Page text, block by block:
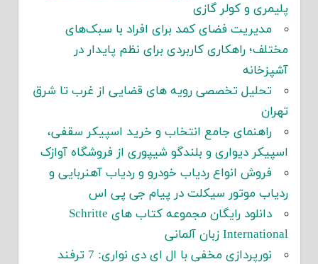
پلیمری و کولر گازی
مدیریت فضای کمد برای افراد با سبک‌های
مختلف؛ راهکاری کاربردی برای نظم پایدار در
آشپزخانه
تحلیل تخصصی رویه های قضایی از غرب تا شرق
تهران
راهنمای جامع انتخاب و خرید اسپیکر سقفی،
اسپیکر دیواری و بلندگو شیپوری از فروشگاه آوازک
فروش انواع ردیاب خودرو و ردیاب آهنربایی و
ردیاب موتور سیکلت در پیام جی پی اس
دانلود رایگان مجموعه کتاب های Schritte
International زبان آلمانی
نورپردازی مخفی با ال ای دی نواری: 7 ترفند